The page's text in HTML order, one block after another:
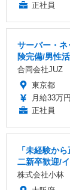
正社員
サーバー・
険完備/男性
合同会社JUZ
東京都
月給33万
正社員
「未経験か
二新卒歓迎/
株式会社小林